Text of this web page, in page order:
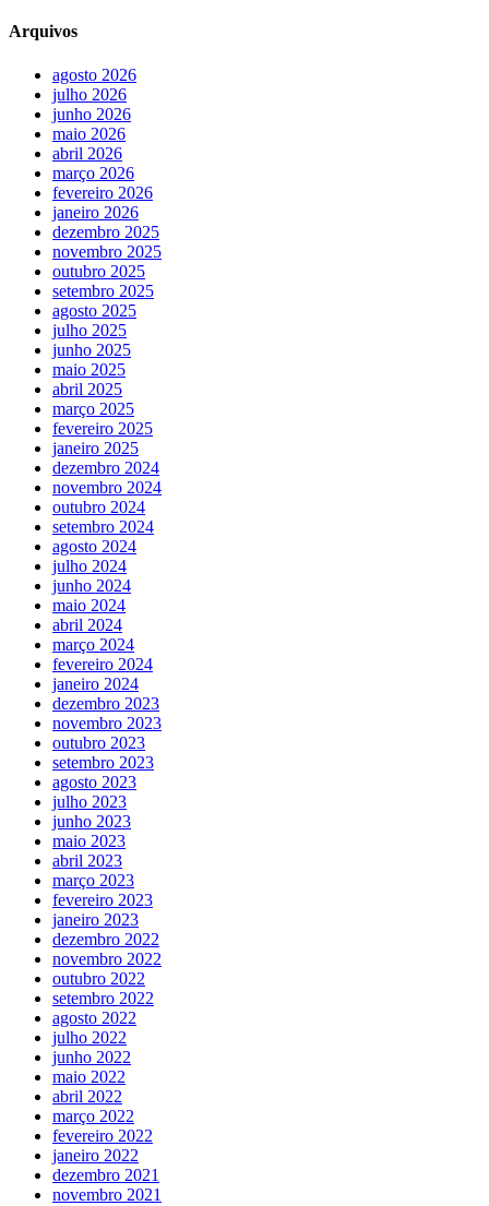
Arquivos
agosto 2026
julho 2026
junho 2026
maio 2026
abril 2026
março 2026
fevereiro 2026
janeiro 2026
dezembro 2025
novembro 2025
outubro 2025
setembro 2025
agosto 2025
julho 2025
junho 2025
maio 2025
abril 2025
março 2025
fevereiro 2025
janeiro 2025
dezembro 2024
novembro 2024
outubro 2024
setembro 2024
agosto 2024
julho 2024
junho 2024
maio 2024
abril 2024
março 2024
fevereiro 2024
janeiro 2024
dezembro 2023
novembro 2023
outubro 2023
setembro 2023
agosto 2023
julho 2023
junho 2023
maio 2023
abril 2023
março 2023
fevereiro 2023
janeiro 2023
dezembro 2022
novembro 2022
outubro 2022
setembro 2022
agosto 2022
julho 2022
junho 2022
maio 2022
abril 2022
março 2022
fevereiro 2022
janeiro 2022
dezembro 2021
novembro 2021